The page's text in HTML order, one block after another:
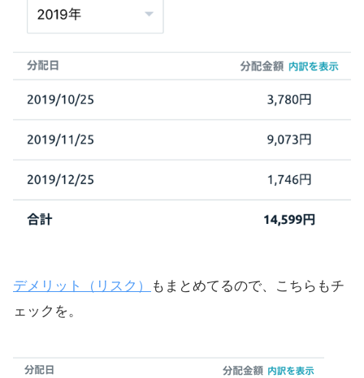
て投資しよう
タイプがある
Webサイトが圧倒的に使いやすい理
由
ドを狙う
低リスクで安定リターンを狙える、
デメリット（リスク）
もまとめてるので、こちらもチ
ェックを。